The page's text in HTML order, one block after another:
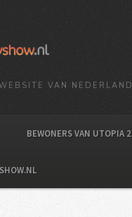
VAN NEDERLAND
BEWONERS VAN UTOPIA 2